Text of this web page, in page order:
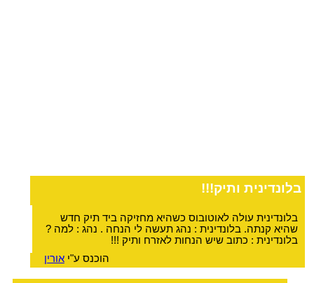
בלונדינית ותיק!!!
בלונדינית עולה לאוטובוס כשהיא מחזיקה ביד תיק חדש
שהיא קנתה. בלונדינית : נהג תעשה לי הנחה . נהג : למה ?
בלונדינית : כתוב שיש הנחות לאזרח ותיק !!!
הוכנס ע"יאורין